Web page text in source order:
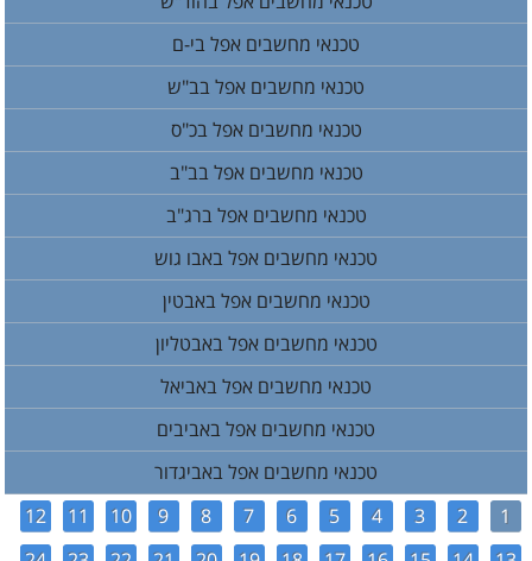
טכנאי מחשבים אפל בי-ם
טכנאי מחשבים אפל בב"ש
טכנאי מחשבים אפל בכ"ס
טכנאי מחשבים אפל בב"ב
טכנאי מחשבים אפל ברג"ב
טכנאי מחשבים אפל באבו גוש
טכנאי מחשבים אפל באבטין
טכנאי מחשבים אפל באבטליון
טכנאי מחשבים אפל באביאל
טכנאי מחשבים אפל באביבים
טכנאי מחשבים אפל באביגדור
1
2
3
4
5
6
7
8
9
10
11
12